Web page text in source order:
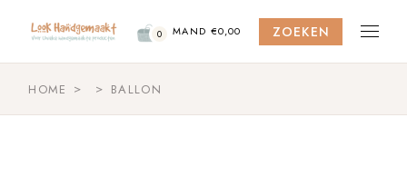
content
0 MAND €0,00 ZOEKEN
HOME BALLON